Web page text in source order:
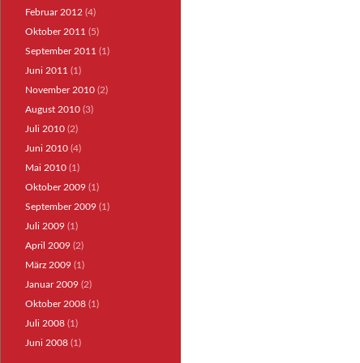
Februar 2012 (4)
Oktober 2011 (5)
September 2011 (1)
Juni 2011 (1)
November 2010 (2)
August 2010 (3)
Juli 2010 (2)
Juni 2010 (4)
Mai 2010 (1)
Oktober 2009 (1)
September 2009 (1)
Juli 2009 (1)
April 2009 (2)
März 2009 (1)
Januar 2009 (2)
Oktober 2008 (1)
Juli 2008 (1)
Juni 2008 (1)